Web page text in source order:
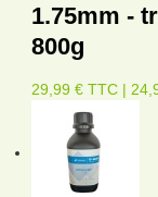
1.75mm -
800g
29,99 € TTC |